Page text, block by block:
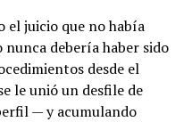
juicio que no había
nunca debería haber sido
desde el
le unió un desfile de
— y acumulando